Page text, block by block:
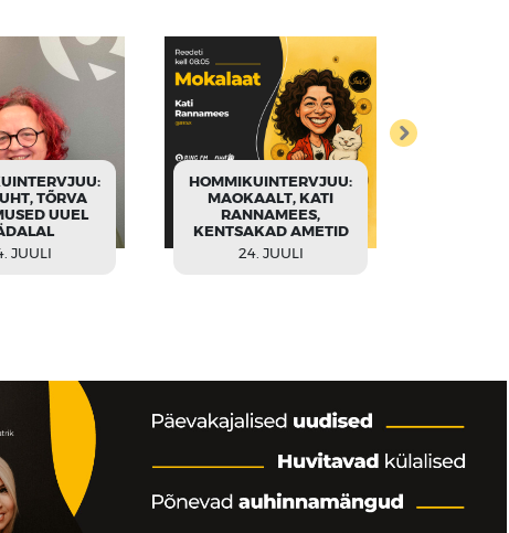
TÕRVA
UUEL
JUULI
HOMMIKUINTERVJUU:
MAOKAALT, KATI
RANNAMEES,
KENTSAKAD AMETID
24. JUULI